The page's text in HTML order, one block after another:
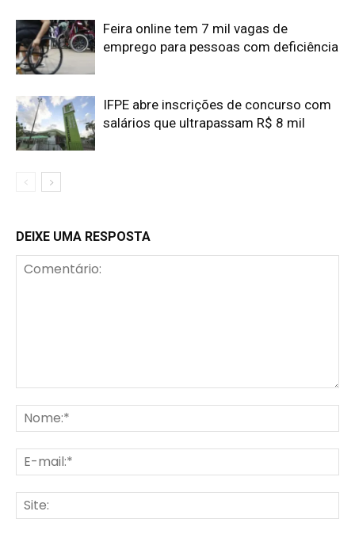
Feira online tem 7 mil vagas de
emprego para pessoas com deficiência
IFPE abre inscrições de concurso com
salários que ultrapassam R$ 8 mil
DEIXE UMA RESPOSTA